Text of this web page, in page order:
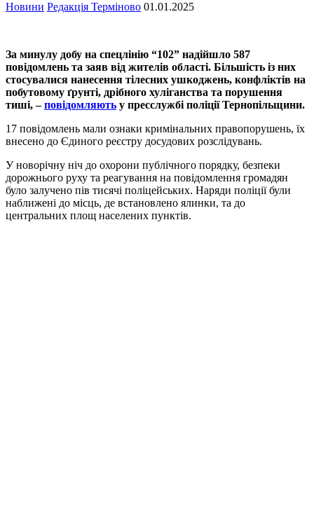
Новини Редакція Терміново 01.01.2025
За минулу добу на спецлінію “102” надійшло 587
повідомлень та заяв від жителів області. Більшість із них
стосувалися нанесення тілесних ушкоджень, конфліктів на
побутовому ґрунті, дрібного хуліганства та порушення
тиші, –повідомляють у пресслужбі поліції Тернопільщини.
17 повідомлень мали ознаки кримінальних правопорушень, їх
внесено до Єдиного реєстру досудових розслідувань.
У новорічну ніч до охорони публічного порядку, безпеки
дорожнього руху та реагування на повідомлення громадян
було залучено пів тисячі поліцейських. Наряди поліції були
наближені до місць, де встановлено ялинки, та до
центральних площ населених пунктів.